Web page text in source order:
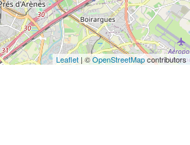
Leaflet| ©OpenStreetMapcontributors